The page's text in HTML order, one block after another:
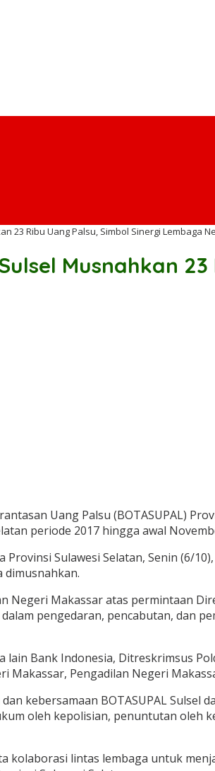
23 Ribu Uang Palsu, Simbol Sinergi Lembaga
Musnahkan
Uang Palsu (BOTASUPAL)
periode 2017 hingga awal
Sulawesi Selatan, Senin (6/
Makassar atas permintaan
pengedaran, pencabutan, dan
Bank Indonesia, Ditreskrimsus
Makassar, Pengadilan Negeri
kebersamaan BOTASUPAL Sulsel
oleh kepolisian, penuntutan oleh
kolaborasi lintas lembaga untuk